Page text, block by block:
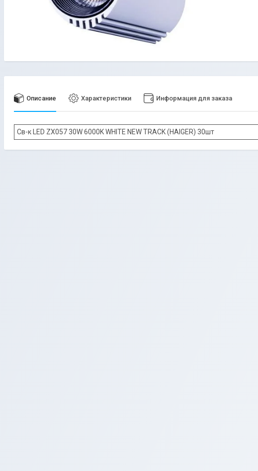
Описание Характеристики Информация для заказа
Св-к LED ZX057 30W 6000K WHITE NEW TRACK (HAIGER) 30шт